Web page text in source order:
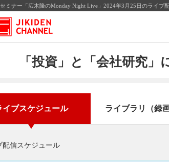
ミナー「広木隆のMonday Night Live」2024年3月25日のライブ
「投資」と「会社研究
イブスケジュール ライブラリ（録
配信スケジュール